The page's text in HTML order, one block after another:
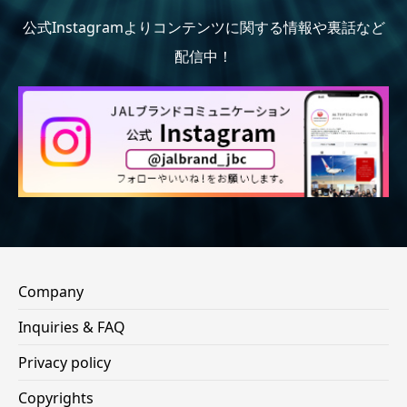
公式Instagramよりコンテンツに関する情報や裏話など
配信中！
Company
Inquiries & FAQ
Privacy policy
Copyrights